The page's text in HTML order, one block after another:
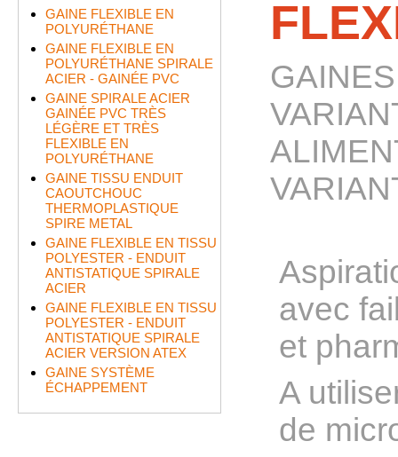
GAINE FLEXIBLE EN
POLYURÉTHANE
GAINE FLEXIBLE EN
POLYURÉTHANE SPIRALE
ACIER - GAINÉE PVC
GAINE SPIRALE ACIER
GAINÉE PVC TRÈS
LÉGÈRE ET TRÈS
FLEXIBLE EN
POLYURÉTHANE
GAINE TISSU ENDUIT
CAOUTCHOUC
THERMOPLASTIQUE
SPIRE METAL
GAINE FLEXIBLE EN TISSU
POLYESTER - ENDUIT
ANTISTATIQUE SPIRALE
ACIER
GAINE FLEXIBLE EN TISSU
POLYESTER - ENDUIT
ANTISTATIQUE SPIRALE
ACIER VERSION ATEX
GAINE SYSTÈME
ÉCHAPPEMENT
avec
et
A
de